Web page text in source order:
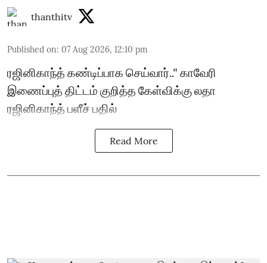
thanthitv
Published on: 07 Aug 2026, 12:10 pm
ரஜினிகாந்த் கண்டிப்பாக செய்வார்.." காவேரி
இணைப்புத் திட்டம் குறித்த கேள்விக்கு லதா
ரஜினிகாந்த் பளீச் பதில்
Read More